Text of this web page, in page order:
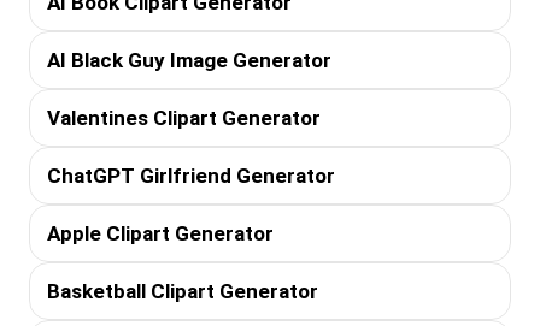
AI Black Guy Image Generator
Valentines Clipart Generator
ChatGPT Girlfriend Generator
Apple Clipart Generator
Basketball Clipart Generator